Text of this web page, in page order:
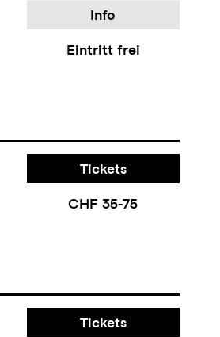
Info
Eintritt frei
Tickets
CHF 35-75
Tickets